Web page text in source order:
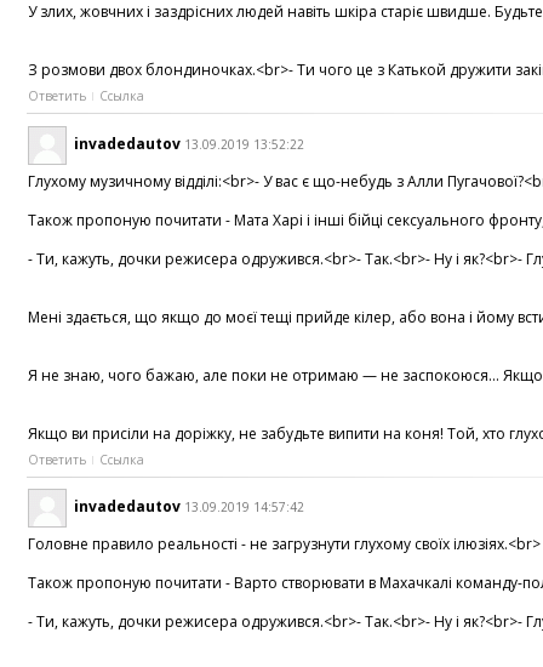
У злих, жовчних і заздрісних людей навіть шкіра старіє швидше.
З розмови двох блондиночках.<br>- Ти чого це з Катькой дружити
Ответить Ссылка
invadedautov 13.09.2019 13:52:22
Глухому музичному відділі:<br>- У вас є що-небудь з Алли
Також пропоную почитати - Мата Харі і інші бійці сексуального
- Ти, кажуть, дочки режисера одружився.<br>- Так.<br>- Ну і як?<br>-
Мені здається, що якщо до моєї тещі прийде кілер, або вона і йому
Я не знаю, чого бажаю, але поки не отримаю — не заспокоюся... Якщо
Якщо ви присіли на доріжку, не забудьте випити на коня! Той, хто
Ответить Ссылка
invadedautov 13.09.2019 14:57:42
Головне правило реальності - не загрузнути глухому своїх
Також пропоную почитати - Варто створювати в Махачкалі команду-
- Ти, кажуть, дочки режисера одружився.<br>- Так.<br>- Ну і як?<br>-